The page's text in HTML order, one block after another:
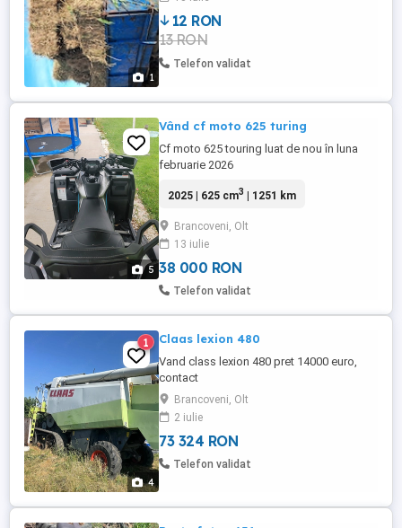
1
12 RON
13 RON
Telefon validat
5
Vând cf moto 625 turing
Cf moto 625 touring luat de nou în luna
februarie 2026
2025 | 625 cm3 | 1251 km
Brancoveni, Olt
13 iulie
38 000 RON
Telefon validat
4
1 Claas lexion 480
Vand class lexion 480 pret 14000 euro,
contact
Brancoveni, Olt
2 iulie
73 324 RON
Telefon validat